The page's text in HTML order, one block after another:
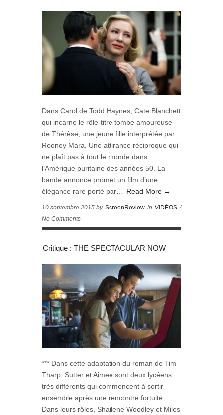
Dans Carol de Todd Haynes, Cate Blanchett
qui incarne le rôle-titre tombe amoureuse
de Thérèse, une jeune fille interprétée par
Rooney Mara. Une attirance réciproque qui
ne plaît pas à tout le monde dans
l’Amérique puritaine des années 50. La
bande annonce promet un film d’une
élégance rare porté par…
Read More →
10 septembre 2015 by ScreenReview in VIDÉOS /
No Comments
Critique : THE SPECTACULAR NOW
*** Dans cette adaptation du roman de Tim
Tharp, Sutter et Aimee sont deux lycéens
très différents qui commencent à sortir
ensemble après une rencontre fortuite.
Dans leurs rôles, Shailene Woodley et Miles